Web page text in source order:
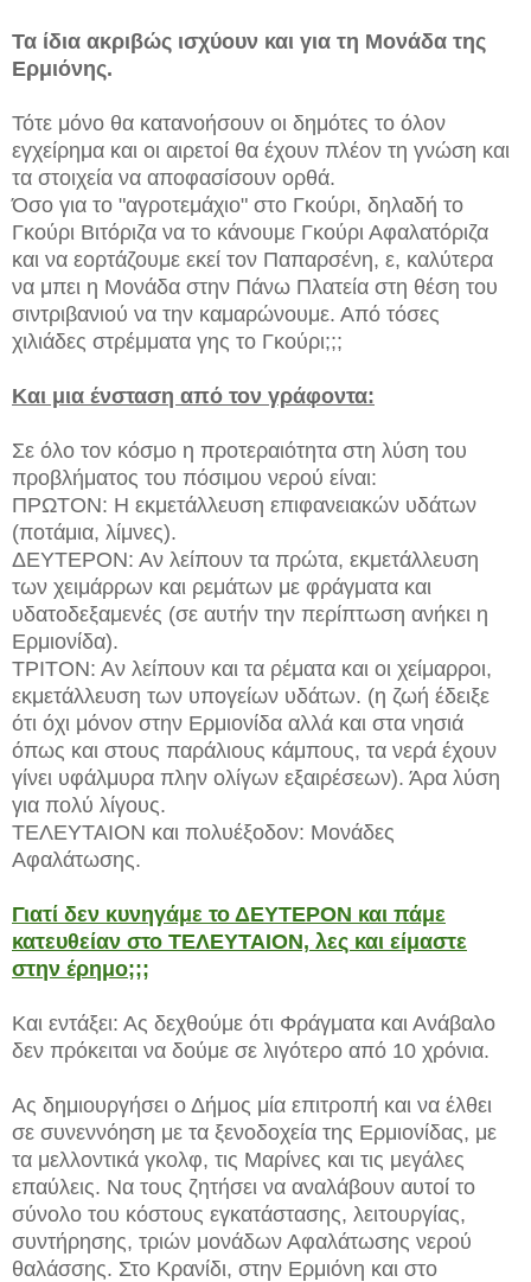
Τα ίδια ακριβώς ισχύουν και για τη Μονάδα της
Ερμιόνης.
Τότε μόνο θα κατανοήσουν οι δημότες το όλον
εγχείρημα και οι αιρετοί θα έχουν πλέον τη γνώση και
τα στοιχεία να αποφασίσουν ορθά.
Όσο για το "αγροτεμάχιο" στο Γκούρι, δηλαδή το
Γκούρι Βιτόριζα να το κάνουμε Γκούρι Αφαλατόριζα
και να εορτάζουμε εκεί τον Παπαρσένη, ε, καλύτερα
να μπει η Μονάδα στην Πάνω Πλατεία στη θέση του
σιντριβανιού να την καμαρώνουμε. Από τόσες
χιλιάδες στρέμματα γης το Γκούρι;;;
Και μια ένσταση από τον γράφοντα:
Σε όλο τον κόσμο η προτεραιότητα στη λύση του
προβλήματος του πόσιμου νερού είναι:
ΠΡΩΤΟΝ: Η εκμετάλλευση επιφανειακών υδάτων
(ποτάμια, λίμνες).
ΔΕΥΤΕΡΟΝ: Αν λείπουν τα πρώτα, εκμετάλλευση
των χειμάρρων και ρεμάτων με φράγματα και
υδατοδεξαμενές (σε αυτήν την περίπτωση ανήκει η
Ερμιονίδα).
ΤΡΙΤΟΝ: Αν λείπουν και τα ρέματα και οι χείμαρροι,
εκμετάλλευση των υπογείων υδάτων. (η ζωή έδειξε
ότι όχι μόνον στην Ερμιονίδα αλλά και στα νησιά
όπως και στους παράλιους κάμπους, τα νερά έχουν
γίνει υφάλμυρα πλην ολίγων εξαιρέσεων). Άρα λύση
για πολύ λίγους.
ΤΕΛΕΥΤΑΙΟΝ και πολυέξοδον: Μονάδες
Αφαλάτωσης.
Γιατί δεν κυνηγάμε το ΔΕΥΤΕΡΟΝ και πάμε
κατευθείαν στο ΤΕΛΕΥΤΑΙΟΝ, λες και είμαστε
στην έρημο;;;
Και εντάξει: Ας δεχθούμε ότι Φράγματα και Ανάβαλο
δεν πρόκειται να δούμε σε λιγότερο από 10 χρόνια.
Ας δημιουργήσει ο Δήμος μία επιτροπή και να έλθει
σε συνεννόηση με τα ξενοδοχεία της Ερμιονίδας, με
τα μελλοντικά γκολφ, τις Μαρίνες και τις μεγάλες
επαύλεις. Να τους ζητήσει να αναλάβουν αυτοί το
σύνολο του κόστους εγκατάστασης, λειτουργίας,
συντήρησης, τριών μονάδων Αφαλάτωσης νερού
θαλάσσης. Στο Κρανίδι, στην Ερμιόνη και στο